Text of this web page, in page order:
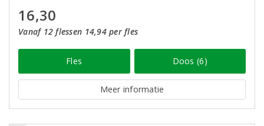
16,30
Vanaf 12 flessen 14,94 per fles
Fles Doos (6)
Meer informatie